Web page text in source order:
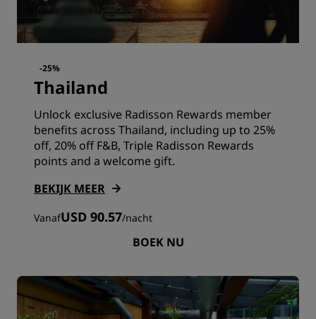
-25%
Thailand
Unlock exclusive Radisson Rewards member
benefits across Thailand, including up to 25%
off, 20% off F&B, Triple Radisson Rewards
points and a welcome gift.
BEKIJK MEER
VanafUSD 90.57/nacht
BOEK NU